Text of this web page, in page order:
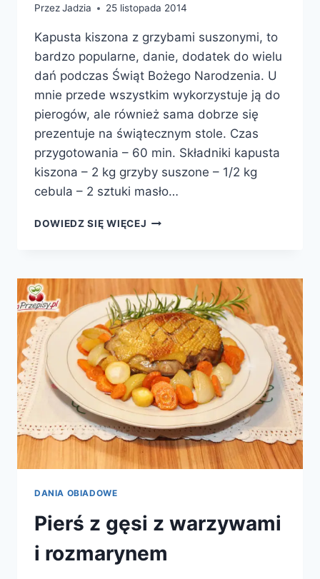
PrzezJadzia 25 listopada 2014
Kapusta kiszona z grzybami suszonymi, to
bardzo popularne, danie, dodatek do wielu
dań podczas Świąt Bożego Narodzenia. U
mnie przede wszystkim wykorzystuje ją do
pierogów, ale również sama dobrze się
prezentuje na świątecznym stole. Czas
przygotowania – 60 min. Składniki kapusta
kiszona – 2 kg grzyby suszone – 1/2 kg
cebula – 2 sztuki masło…
DOWIEDZ SIĘ WIĘCEJ KAPUSTA
DANIA OBIADOWE
Pierś z gęsi z warzywami
i rozmarynem